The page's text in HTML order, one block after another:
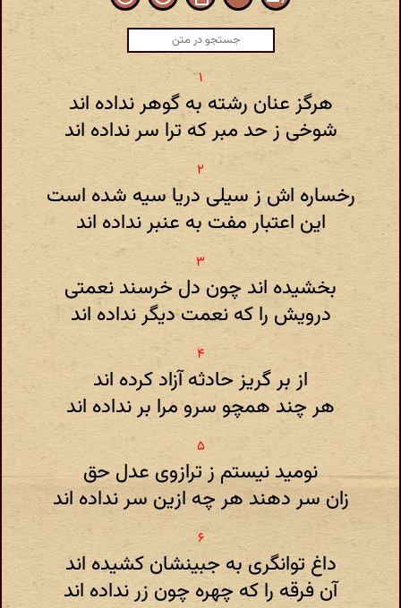
هرگز عنان رشته به گوهر نداده اند
شوخی ز حد مبر که ترا سر نداده اند
رخساره اش ز سیلی دریا سیه شده است
این اعتبار مفت به عنبر نداده اند
بخشیده اند چون دل خرسند نعمتی
درویش را که نعمت دیگر نداده اند
از بر گریز حادثه آزاد کرده اند
هر چند همچو سرو مرا بر نداده اند
نومید نیستم ز ترازوی عدل حق
زان سر دهند هر چه ازین سر نداده اند
داغ توانگری به جبینشان کشیده اند
آن فرقه را که چهره چون زر نداده اند